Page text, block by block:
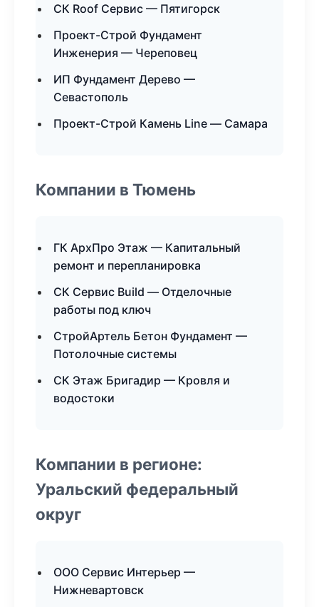
СК Roof Сервис — Пятигорск
Проект-Строй Фундамент
Инженерия — Череповец
ИП Фундамент Дерево —
Севастополь
Проект-Строй Камень Line — Самара
Компании в Тюмень
ГК АрхПро Этаж — Капитальный
ремонт и перепланировка
СК Сервис Build — Отделочные
работы под ключ
СтройАртель Бетон Фундамент —
Потолочные системы
СК Этаж Бригадир — Кровля и
водостоки
Компании в регионе:
Уральский федеральный
округ
ООО Сервис Интерьер —
Нижневартовск